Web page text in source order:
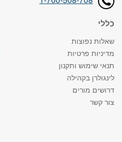
כללי
שאלות נפוצות
מדיניות פרטיות
תנאי שימוש ותקנון
לינגולרן בקהילה
דרושים מורים
צור קשר